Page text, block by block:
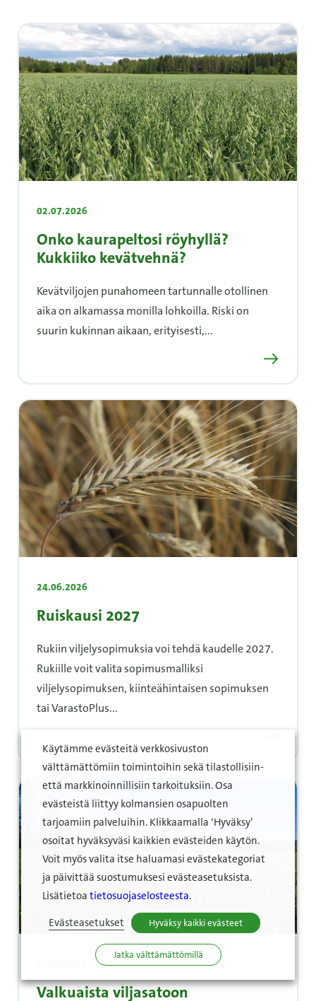
02.07.2026
Onko kaurapeltosi röyhyllä?
Kukkiiko kevätvehnä?
Kevätviljojen punahomeen tartunnalle otollinen
aika on alkamassa monilla lohkoilla. Riski on
suurin kukinnan aikaan, erityisesti,...
24.06.2026
Ruiskausi 2027
Rukiin viljelysopimuksia voi tehdä kaudelle 2027.
Rukiille voit valita sopimusmalliksi
viljelysopimuksen, kiinteähintaisen sopimuksen
tai VarastoPlus...
Valkuaista viljasatoon
Käytämme evästeitä verkkosivuston
välttämättömiin toimintoihin sekä tilastollisiin-
että markkinoinnillisiin tarkoituksiin. Osa
evästeistä liittyy kolmansien osapuolten
tarjoamiin palveluihin. Klikkaamalla ‘Hyväksy’
osoitat hyväksyväsi kaikkien evästeiden käytön.
Voit myös valita itse haluamasi evästekategoriat
ja päivittää suostumuksesi evästeasetuksista.
Lisätietoa tietosuojaselosteesta.
Evästeasetukset
Hyväksy kaikki evästeet
Jatka välttämättömillä